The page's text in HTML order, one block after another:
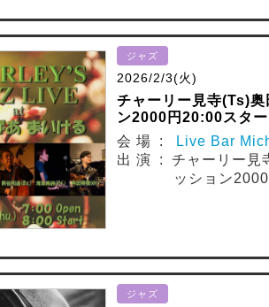
ジャズ
2026/2/3(火)
チャーリー見寺(Ts)
ン2000円20:00スター
会 場 :
Live Bar
出 演 : チャーリー見
ッション
ジャズ